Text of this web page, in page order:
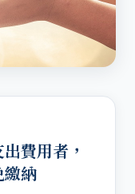
費用者，
繳納